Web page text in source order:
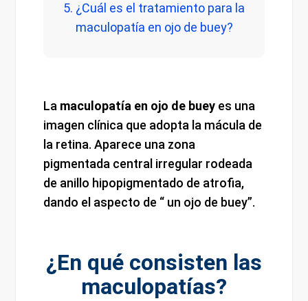
5. ¿Cuál es el tratamiento para la
maculopatía en ojo de buey?
La maculopatía en ojo de buey es una
imagen clínica que adopta la mácula de
la retina. Aparece una zona
pigmentada central irregular rodeada
de anillo hipopigmentado de atrofia,
dando el aspecto de “ un ojo de buey”.
¿En qué consisten las
maculopatías?